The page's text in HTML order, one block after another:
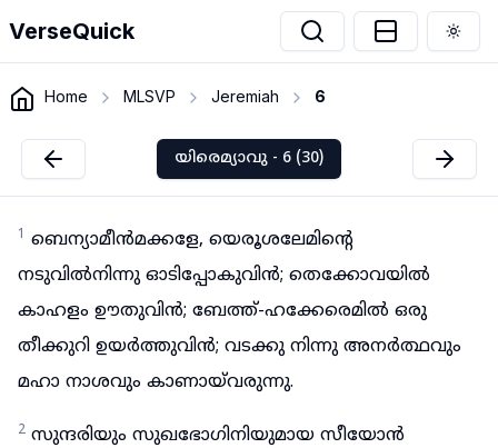
VerseQuick
Home MLSVP Jeremiah 6
യിരെമ്യാവു - 6 (30)
1 ബെന്യാമീൻമക്കളേ, യെരൂശലേമിന്റെ
നടുവിൽനിന്നു ഓടിപ്പോകുവിൻ; തെക്കോവയിൽ
കാഹളം ഊതുവിൻ; ബേത്ത്-ഹക്കേരെമിൽ ഒരു
തീക്കുറി ഉയർത്തുവിൻ; വടക്കു നിന്നു അനർത്ഥവും
മഹാ നാശവും കാണായ്‌വരുന്നു.
2 സുന്ദരിയും സുഖഭോഗിനിയുമായ സീയോൻ